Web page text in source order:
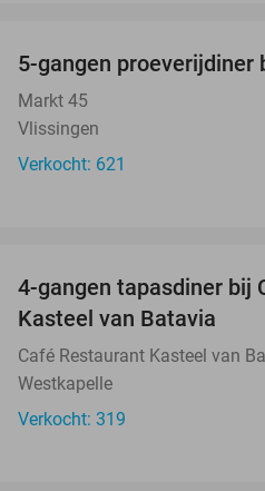
5-gangen proeverijdiner
Markt 45
Vlissingen
Verkocht: 621
4-gangen tapasdiner bij
Kasteel van Batavia
Café Restaurant Kasteel van
Westkapelle
Verkocht: 319